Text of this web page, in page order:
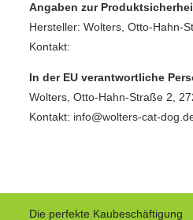
Angaben zur
Hersteller: Wolters,
Kontakt:
In der EU verantwortliche
Wolters, Otto‑Hahn‑Straße 2,
Kontakt: info@wolters-cat-
Die perfekte Kaubeschäftigung